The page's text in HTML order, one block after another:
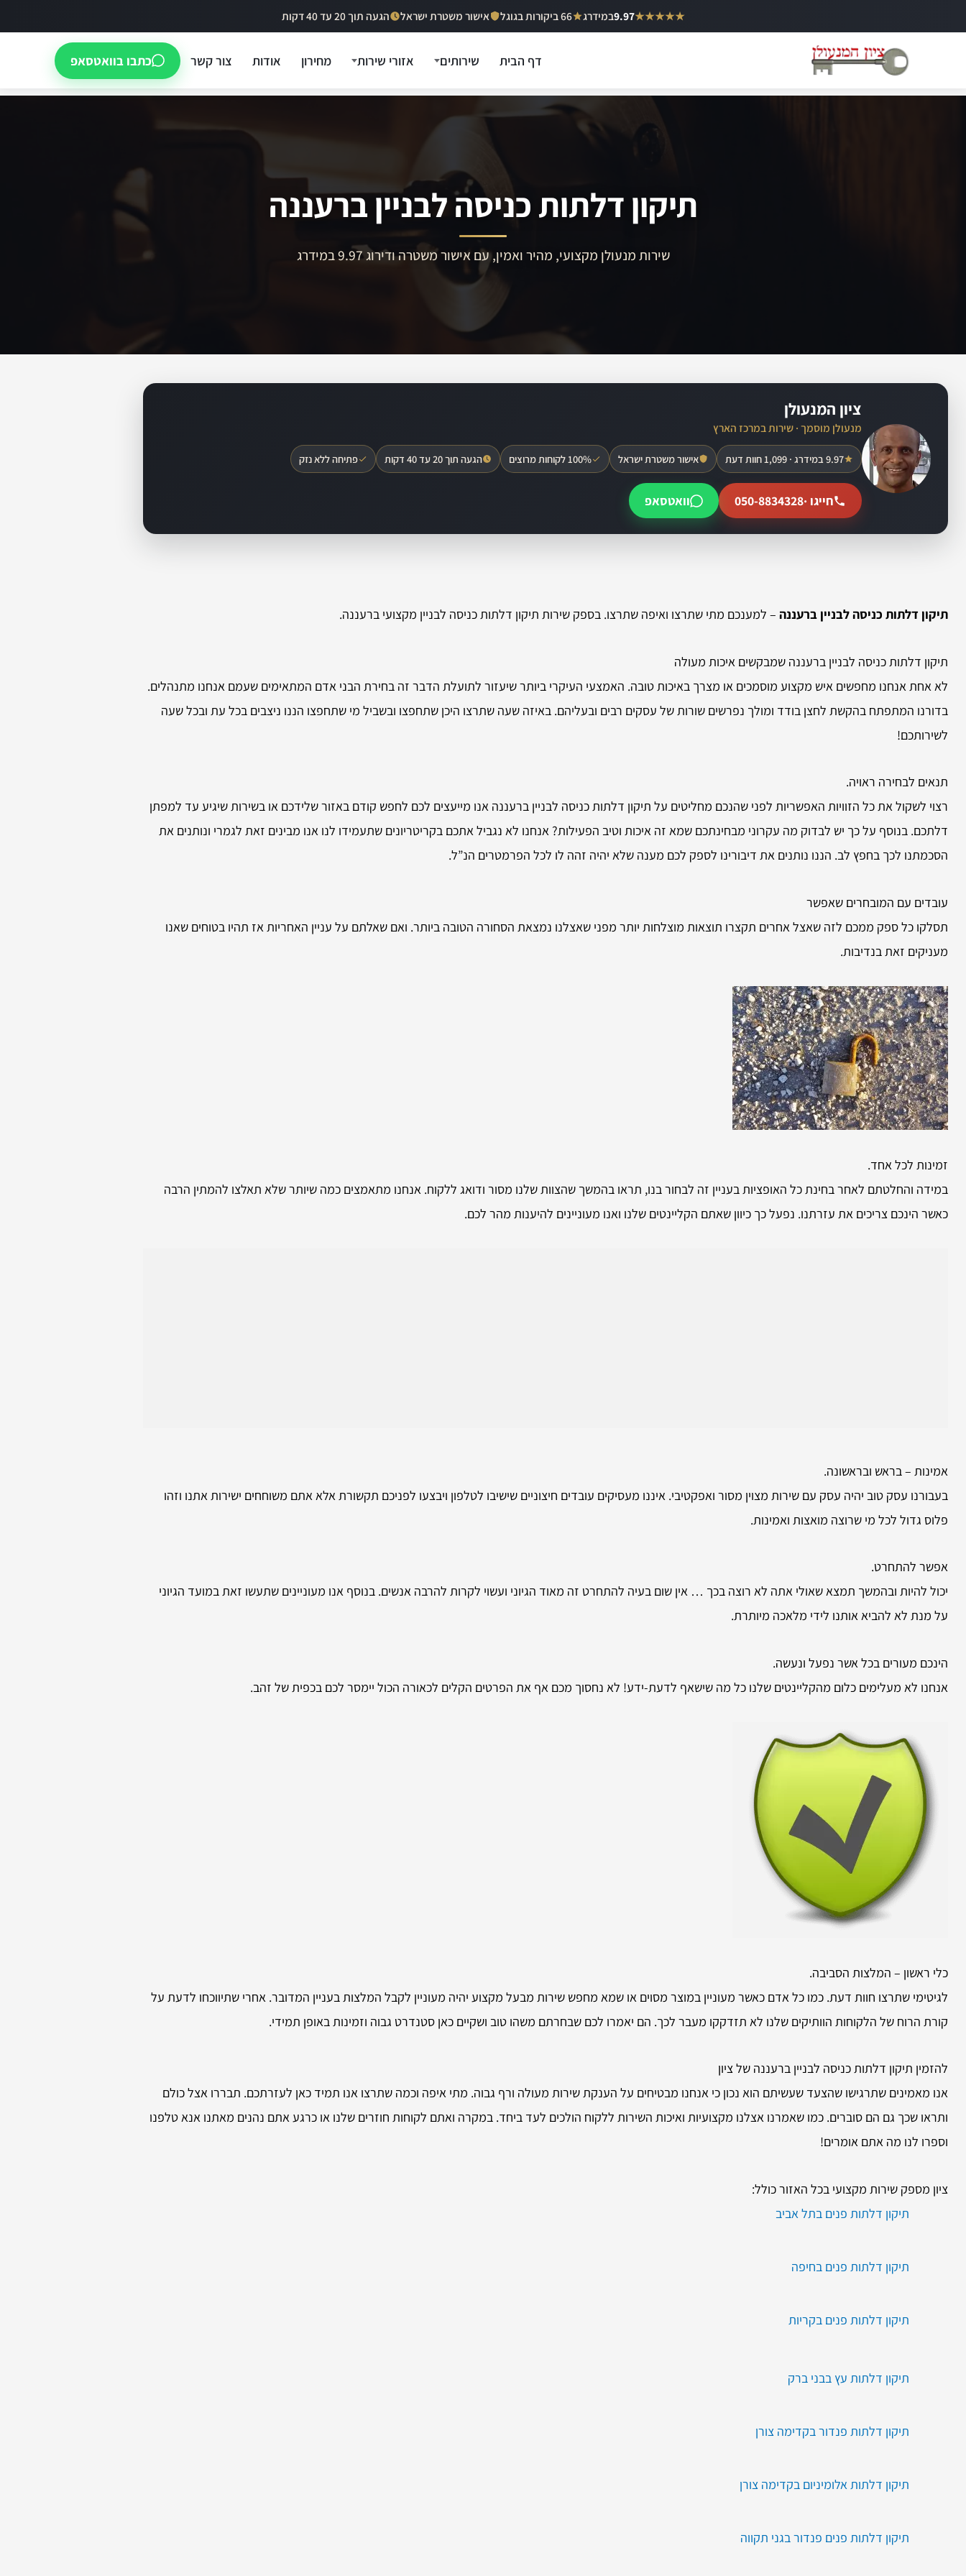
לתוכן
★★★★★
9.97במידרג 66 ביקורות בגוגל אישור משטרת ישראל הגעה תוך 20 עד 40 דקות
דף הבית שירותים אזורי שירות מחירון אודות צור קשר כתבו בוואטסאפ
תיקון דלתות כניסה לבניין ברעננה
שירות מנעולן מקצועי, מהיר ואמין, עם אישור משטרה ודירוג 9.97 במידרג
ציון המנעולן
מנעולן מוסמך · שירות במרכז הארץ
9.97 במידרג · 1,099 חוות דעת אישור משטרת ישראל 100% לקוחות מרוצים הגעה תוך 20 עד 40 דקות פתיחה ללא נזק
חייגו ·050-8834328 וואטסאפ
תיקון דלתות כניסה לבניין ברעננה – למענכם מתי שתרצו ואיפה שתרצו. בספק שירות תיקון דלתות כניסה לבניין מקצועי ברעננה.
תיקון דלתות כניסה לבניין ברעננה שמבקשים איכות מעולה
לא אחת אנחנו מחפשים איש מקצוע מוסמכים או מצרך באיכות טובה. האמצעי העיקרי ביותר שיעזור לתועלת הדבר זה בחירת הבני אדם המתאימים שעמם אנחנו מתנהלים.
בדורנו המתפתח בהקשת לחצן בודד ומולך נפרשים שורות של עסקים רבים ובעליהם. באיזה שעה שתרצו היכן שתחפצו ובשביל מי שתחפצו הננו ניצבים בכל עת ובכל שעה
לשירותכם!
תנאים לבחירה ראויה.
רצוי לשקול את כל הזוויות האפשריות לפני שהנכם מחליטים על תיקון דלתות כניסה לבניין ברעננה אנו מייעצים לכם לחפש קודם באזור שלידכם או בשירות שיגיע עד למפתן
דלתכם. בנוסף על כך יש לבדוק מה עקרוני מבחינתכם שמא זה איכות וטיב הפעילות? אנחנו לא נגביל אתכם בקריטריונים שתעמידו לנו אנו מבינים זאת לגמרי ונותנים את
הסכמתנו לכך בחפץ לב. הננו נותנים את דיבורינו לספק לכם מענה שלא יהיה זהה לו לכל הפרמטרים הנ”ל.
עובדים עם המובחרים שאפשר
תסלקו כל ספק ממכם לזה שאצל אחרים תקצרו תוצאות מוצלחות יותר מפני שאצלנו נמצאת הסחורה הטובה ביותר. ואם שאלתם על עניין האחריות אז תהיו בטוחים שאנו
מעניקים זאת בנדיבות.
זמינות לכל אחד.
במידה והחלטתם לאחר בחינת כל האופציות בעניין זה לבחור בנו, תראו בהמשך שהצוות שלנו מסור ודואג ללקוח. אנחנו מתאמצים כמה שיותר שלא תאלצו להמתין הרבה
כאשר הינכם צריכים את עזרתנו. נפעל כך כיוון שאתם הקליינטים שלנו ואנו מעוניינים להיענות מהר לכם.
אמינות – בראש ובראשונה.
בעבורנו עסק טוב יהיה עסק עם שירות מצוין מסור ואפקטיבי. איננו מעסיקים עובדים חיצוניים שישיבו לטלפון ויבצעו לפניכם תקשורת אלא אתם משוחחים ישירות אתנו וזהו
פלוס גדול לכל מי שרוצה מואצות ואמינות.
אפשר להתחרט.
יכול להיות ובהמשך תמצא שאולי אתה לא רוצה בכך … אין שום בעיה להתחרט זה מאוד הגיוני ועשוי לקרות להרבה אנשים. בנוסף אנו מעוניינים שתעשו זאת במועד הגיוני
על מנת לא להביא אותנו לידי מלאכה מיותרת.
הינכם מעורים בכל אשר נפעל ונעשה.
אנחנו לא מעלימים כלום מהקליינטים שלנו כל מה שישאף לדעת-ידע! לא נחסוך מכם אף את הפרטים הקלים לכאורה הכול יימסר לכם בכפית של זהב.
כלי ראשון – המלצות הסביבה.
לגיטימי שתרצו חוות דעת. כמו כל אדם כאשר מעוניין במוצר מסוים או שמא מחפש שירות מבעל מקצוע יהיה מעוניין לקבל המלצות בעניין המדובר. אחרי שתיווכחו לדעת על
קורת הרוח של הלקוחות הוותיקים שלנו לא תזדקקו מעבר לכך. הם יאמרו לכם שבחרתם משהו טוב ושקיים כאן סטנדרט גבוה וזמינות באופן תמידי.
להזמין תיקון דלתות כניסה לבניין ברעננה של ציון
אנו מאמינים שתרגישו שהצעד שעשיתם הוא נכון כי אנחנו מבטיחים על הענקת שירות מעולה ורף גבוה. מתי איפה וכמה שתרצו אנו תמיד כאן לעזרתכם. תבררו אצל כולם
ותראו שכך גם הם סוברים. כמו שאמרנו אצלנו מקצועיות ואיכות השירות ללקוח הולכים לעד ביחד. במקרה ואתם לקוחות חוזרים שלנו או כרגע אתם נהנים מאתנו אנא טלפנו
וספרו לנו מה אתם אומרים!
ציון מספק שירות מקצועי בכל האזור כולל:
תיקון דלתות פנים בתל אביב
תיקון דלתות פנים בחיפה
תיקון דלתות פנים בקריות
תיקון דלתות עץ בבני ברק
תיקון דלתות פנדור בקדימה צורן
תיקון דלתות אלומיניום בקדימה צורן
תיקון דלתות פנים פנדור בגני תקווה